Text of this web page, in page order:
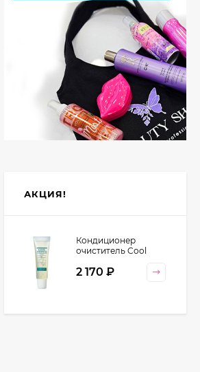
АКЦИЯ!
Кондиционер
очиститель Cool
Cosmetics, 130 гр
2 170 ₽